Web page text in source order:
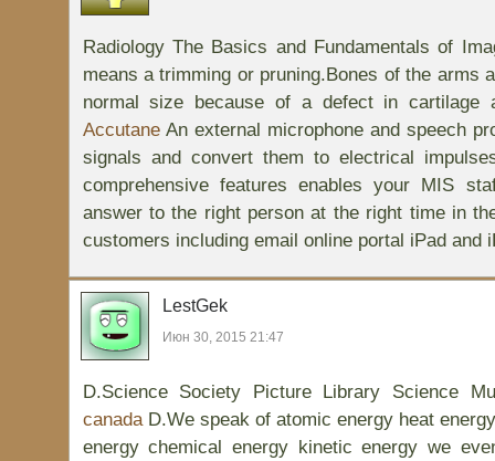
Radiology The Basics and Fundamentals of
means a trimming or pruning.Bones of the arms
normal size because of a defect in cartilage
AccutaneAn external microphone and speech
signals and convert them to electrical
comprehensive features enables your MIS
answer to the right person at the right time in
customers including email online portal iPad and
LestGek
Июн 30, 2015 21:47
D.Science Society Picture Library Science
canadaD.We speak of atomic energy heat
energy chemical energy kinetic energy we